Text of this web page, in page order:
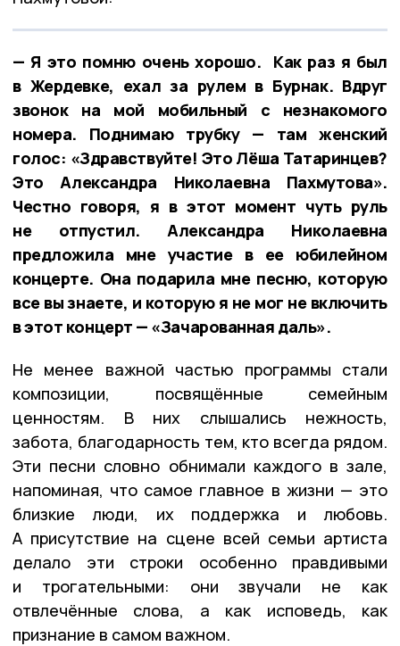
— Я это помню очень хорошо. Как раз я был
в Жердевке, ехал за рулем в Бурнак. Вдруг
звонок на мой мобильный с незнакомого
номера. Поднимаю трубку — там женский
голос: «Здравствуйте! Это Лёша Татаринцев?
Это Александра Николаевна Пахмутова».
Честно говоря, я в этот момент чуть руль
не отпустил. Александра Николаевна
предложила мне участие в ее юбилейном
концерте. Она подарила мне песню, которую
все вы знаете, и которую я не мог не включить
в этот концерт — «Зачарованная даль».
Не менее важной частью программы стали
композиции, посвящённые семейным
ценностям. В них слышались нежность,
забота, благодарность тем, кто всегда рядом.
Эти песни словно обнимали каждого в зале,
напоминая, что самое главное в жизни — это
близкие люди, их поддержка и любовь.
А присутствие на сцене всей семьи артиста
делало эти строки особенно правдивыми
и трогательными: они звучали не как
отвлечённые слова, а как исповедь, как
признание в самом важном.